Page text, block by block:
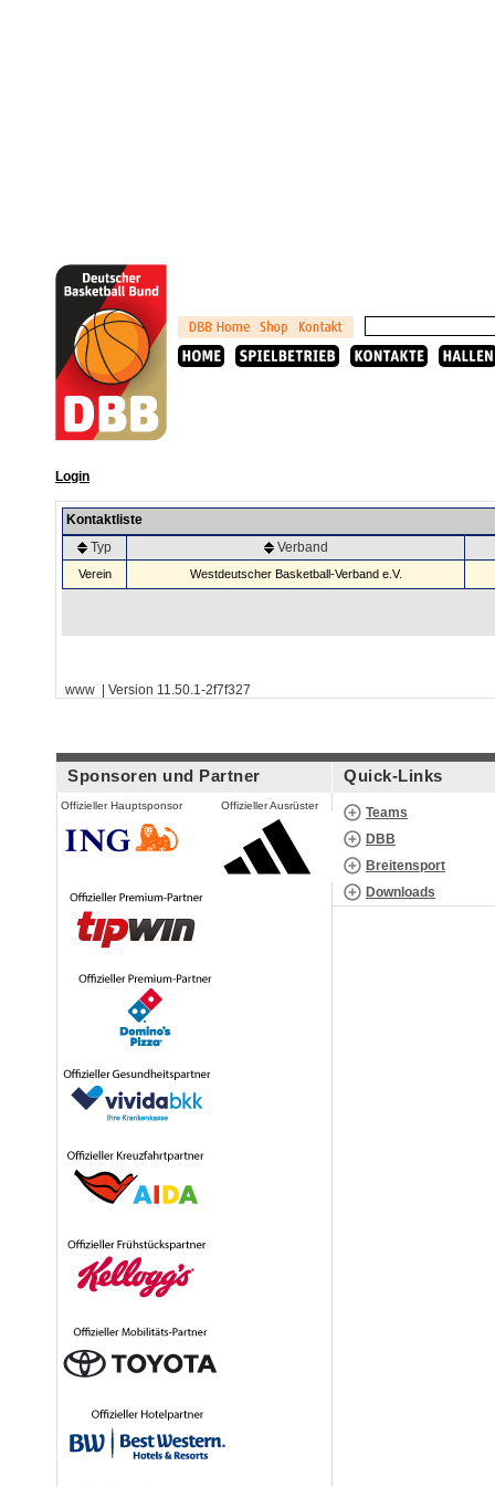
Login
Kontaktliste
Typ
Verband
Verein Westdeutscher Basketball-Verband e.V.
www | Version 11.50.1-2f7f327
Sponsoren und Partner
Offizieller Hauptsponsor Offizieller Ausrüster
Quick-Links
Teams
DBB
Breitensport
Downloads